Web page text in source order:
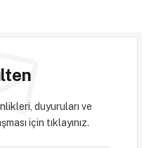
duyuruları ve
için tıklayınız.